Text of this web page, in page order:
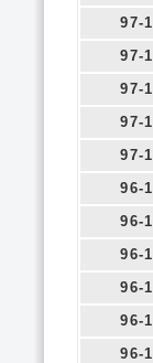
97-1
97-1
97-1
97-1
97-1
96-1
96-1
96-1
96-1
96-1
96-1